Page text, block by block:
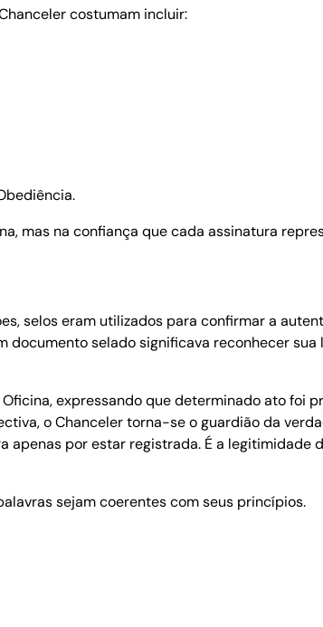
costumam incluir:
mas na confiança que cada assinatura
selos eram utilizados para confirmar a
documento selado significava reconhecer
expressando que determinado ato foi
o Chanceler torna-se o guardião da
por estar registrada. É a legitimidade
sejam coerentes com seus princípios.